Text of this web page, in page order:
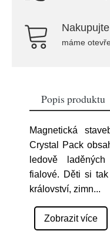
máme
Popis produktu
Magnetická
Crystal Pack
ledově
fialové. Děti si
království, zimn...
Zobrazit více